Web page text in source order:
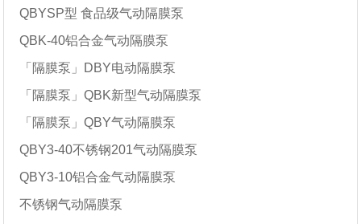
QBYSP型 食品级气动隔膜泵
QBK-40铝合金气动隔膜泵
「隔膜泵」DBY电动隔膜泵
「隔膜泵」QBK新型气动隔膜泵
「隔膜泵」QBY气动隔膜泵
QBY3-40不锈钢201气动隔膜泵
QBY3-10铝合金气动隔膜泵
不锈钢气动隔膜泵